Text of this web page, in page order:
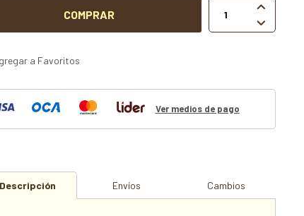
COMPRAR


Ver medios de pago
Descripción Envíos Cambios